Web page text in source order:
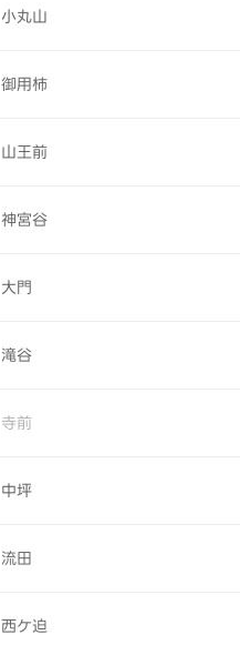
小丸山
御用柿
山王前
神宮谷
大門
滝谷
寺前
中坪
流田
西ケ迫